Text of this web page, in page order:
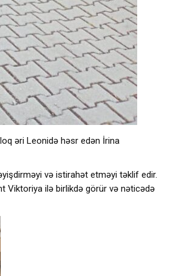
əri Leonidə həsr edən İrina
və istirahət etməyi təklif edir.
Viktoriya ilə birlikdə görür və nəticədə